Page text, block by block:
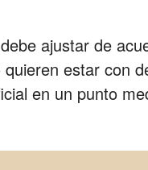
ajustar de
estar con
en un punto